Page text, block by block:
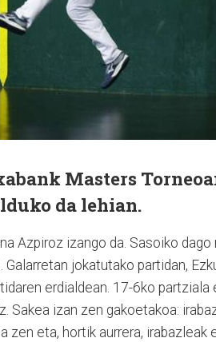
Masters
da lehian.
Azpiroz izango da. Sasoiko
jokatutako partidan,
erdialdean. 17-6ko partziala
Sakea izan zen gakoetakoa:
zen eta, hortik aurrera, irabazleak